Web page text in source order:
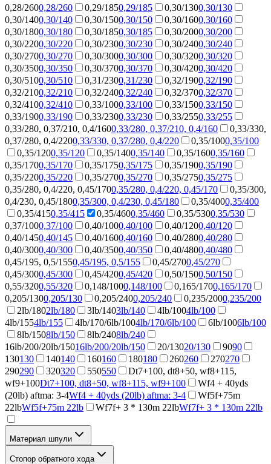
0,28/2600,28/260 0,29/1850,29/185 0,30/1300,30/130
0,30/1400,30/140 0,30/1500,30/150 0,30/1600,30/160
0,30/1800,30/180 0,30/1850,30/185 0,30/2000,30/200
0,30/2200,30/220 0,30/2300,30/230 0,30/2400,30/240
0,30/2700,30/270 0,30/3000,30/300 0,30/3200,30/320
0,30/3500,30/350 0,30/3700,30/370 0,30/4200,30/420
0,30/5100,30/510 0,31/2300,31/230 0,32/1900,32/190
0,32/2100,32/210 0,32/2400,32/240 0,32/3700,32/370
0,32/4100,32/410 0,33/1000,33/100 0,33/1500,33/150
0,33/1900,33/190 0,33/2300,33/230 0,33/2550,33/255
0,33/280, 0,37/210, 0,4/1600,33/280, 0,37/210, 0,4/160
0,33/330,
0,37/280, 0,4/2200,33/330, 0,37/280, 0,4/220 0,35/1000,35/100
0,35/1200,35/120 0,35/1400,35/140 0,35/1600,35/160
0,35/1700,35/170 0,35/1750,35/175 0,35/1900,35/190
0,35/2200,35/220 0,35/2700,35/270 0,35/2750,35/275
0,35/280, 0,4/220, 0,45/1700,35/280, 0,4/220, 0,45/170
0,35/300,
0,4/230, 0,45/1800,35/300, 0,4/230, 0,45/180 0,35/4000,35/400
0,35/4150,35/415 0,35/4600,35/460 0,35/5300,35/530
0,37/1000,37/100 0,40/1000,40/100 0,40/1200,40/120
0,40/1450,40/145 0,40/1600,40/160 0,40/2800,40/280
0,40/3000,40/300 0,40/3500,40/350 0,40/4800,40/480
0,45/195, 0,5/1550,45/195, 0,5/155 0,45/2700,45/270
0,45/3000,45/300 0,45/4200,45/420 0,50/1500,50/150
0,55/3200,55/320 0,148/1000,148/100 0,165/1700,165/170
0,205/1300,205/130 0,205/2400,205/240 0,235/2000,235/200
2lb/1802lb/180 3lb/1403lb/140 4lb/1004lb/100
4lb/1554lb/155 4lb/170/6lb/1004lb/170/6lb/100 6lb/1006lb/100
8lb/1508lb/150 8lb/2408lb/240
16lb/200/20lb/15016lb/200/20lb/150 20/13020/130 9090
130130 140140 160160 180180 260260 270270
290290 320320 550550
Dt7+100, dt8+50, wf8+115,
wf9+100Dt7+100, dt8+50, wf8+115, wf9+100
Wf4 + 40yds
(20lb) aftma: 3-4Wf4 + 40yds (20lb) aftma: 3-4
Wf5f+75m
22lbWf5f+75m 22lb Wf7f+ 3 * 130m 22lbWf7f+ 3 * 130m 22lb
Материал шпули
Стопор обратного хода